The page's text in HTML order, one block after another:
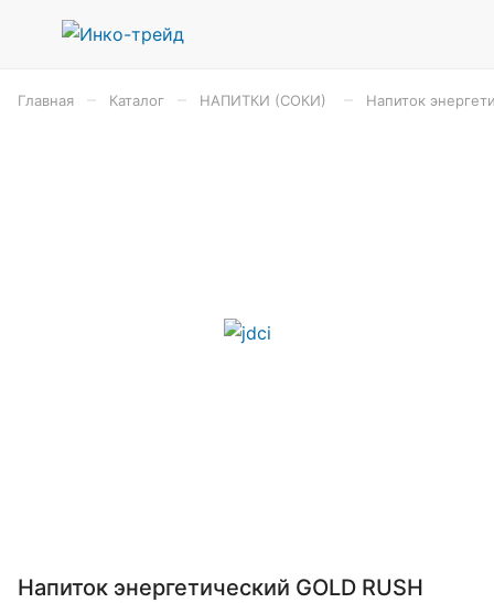
Главная Каталог НАПИТКИ (СОКИ) Напиток
Напиток энергетический GOLD RUSH